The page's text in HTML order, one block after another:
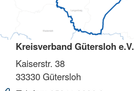
Kreisverband Gütersloh e.V.
Kaiserstr. 38
33330Gütersloh